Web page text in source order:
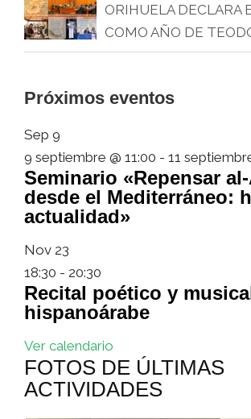
ORIHUELA DECLARA
COMO AÑO DE
Próximos eventos
Sep 9
9 septiembre @ 11:00 - 11
Seminario «Repensar
desde el Mediterráneo:
actualidad»
Nov 23
18:30 - 20:30
Recital poético y
hispanoárabe
Ver calendario
FOTOS DE ÚLTIMAS
ACTIVIDADES